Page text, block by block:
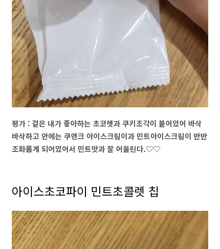
평가 : 겉은 내가 좋아하는 초코렛과 쿠키조각이 붙어있어 바삭
바삭하고 안에는 쿠앤크 아이스크림이과 민트아이스크림이 반반
조화롭게 되어있어서 민트맛과 잘 어울린다.♡♡
아이스초코파이 민트초콜렛 칩